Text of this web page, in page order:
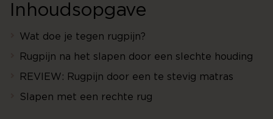
Inhoudsopgave
Wat doe je tegen rugpijn?
Rugpijn na het slapen door een slechte houding
REVIEW: Rugpijn door een te stevig matras
Slapen met een rechte rug